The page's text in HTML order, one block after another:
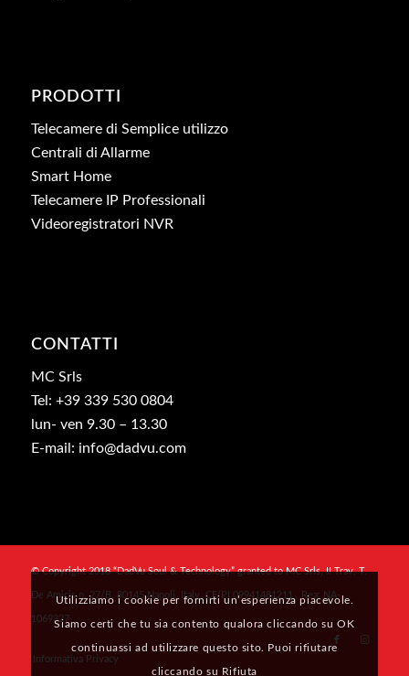
PRODOTTI
Telecamere di Semplice utilizzo
Centrali di Allarme
Smart Home
Telecamere IP Professionali
Videoregistratori NVR
CONTATTI
MC Srls
Tel: +39 339 530 0804
lun- ven 9.30 – 13.30
E-mail: info@dadvu.com
© Copyright 2018 “DadVu Soul & Technology” granted to MC Srls, II Trav. T.
De Amicis n. 27/B, 80145 Napoli, Italy, CF/PI 09941481211 , Rea: NA-
1069327
Informativa Privacy
Utilizziamo i cookie per fornirti un’esperienza piacevole.
Siamo certi che tu sia contento qualora cliccando su OK
continuassi ad utilizzare questo sito. Puoi rifiutare
cliccando su Rifiuta